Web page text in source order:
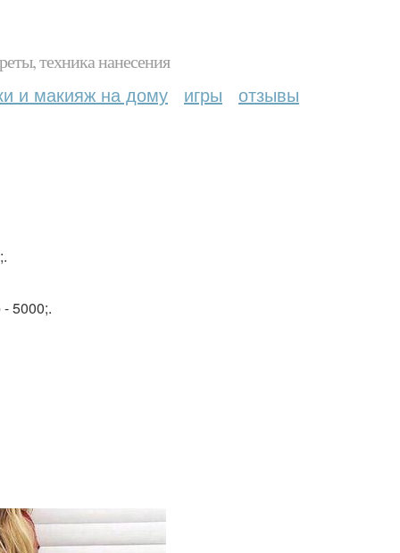
техника нанесения
и макияж на дому игры отзывы
5000;.